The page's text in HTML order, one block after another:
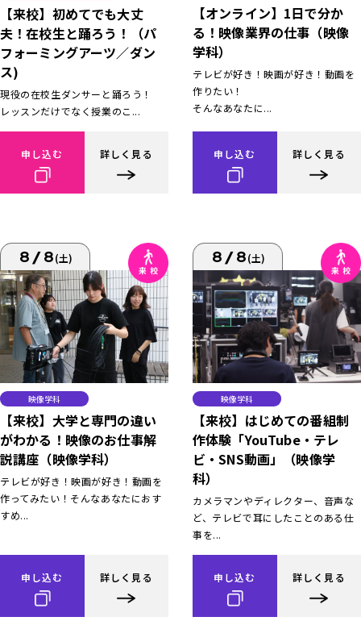
【来校】初めてでも大丈
夫！在校生と踊ろう！（パ
フォーミングアーツ／ダン
ス)
現役の在校生ダンサーと踊ろう！
レッスンだけでなく授業のこ...
申し込む 詳しく見る
【オンライン】1日で分か
る！映像業界の仕事（映像
学科）
テレビが好き！映画が好き！動画を
作りたい！
そんなあなたに...
申し込む 詳しく見る
8/8(土)
映像学科
【来校】大学と専門の違い
がわかる！映像のお仕事解
説講座（映像学科）
テレビが好き！映画が好き！動画を
作ってみたい！そんなあなたにおす
すめ...
申し込む 詳しく見る
8/8(土)
映像学科
【来校】はじめての番組制
作体験「YouTube・テレ
ビ・SNS動画」（映像学
科）
カメラマンやディレクター、音声な
ど、テレビで耳にしたことのある仕
事を...
申し込む 詳しく見る